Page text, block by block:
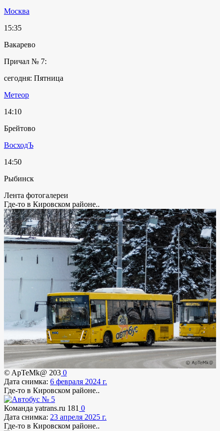
Москва
15:35
Вакарево
Причал № 7:
сегодня: Пятница
Метеор
14:10
Брейтово
ВосходЪ
14:50
Рыбинск
Лента фотогалереи
Где-то в Кировском районе..
© ApTeMk@ 203 0
Дата снимка: 6 февраля 2024 г.
Где-то в Кировском районе..
Команда yatrans.ru 181 0
Дата снимка: 23 апреля 2025 г.
Где-то в Кировском районе..